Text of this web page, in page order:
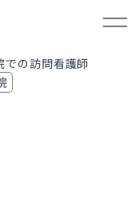
での訪問看護師